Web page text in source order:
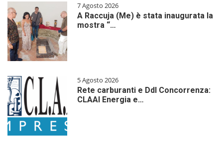
7 Agosto 2026
A Raccuja (Me) è stata inaugurata la
mostra “…
5 Agosto 2026
Rete carburanti e Ddl Concorrenza:
CLAAI Energia e…